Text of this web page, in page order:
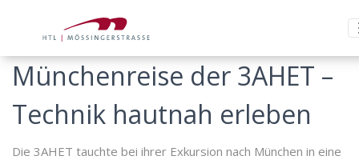
Münchenreise der 3AHET –
Technik hautnah erleben
Die 3AHET tauchte bei ihrer Exkursion nach München in eine